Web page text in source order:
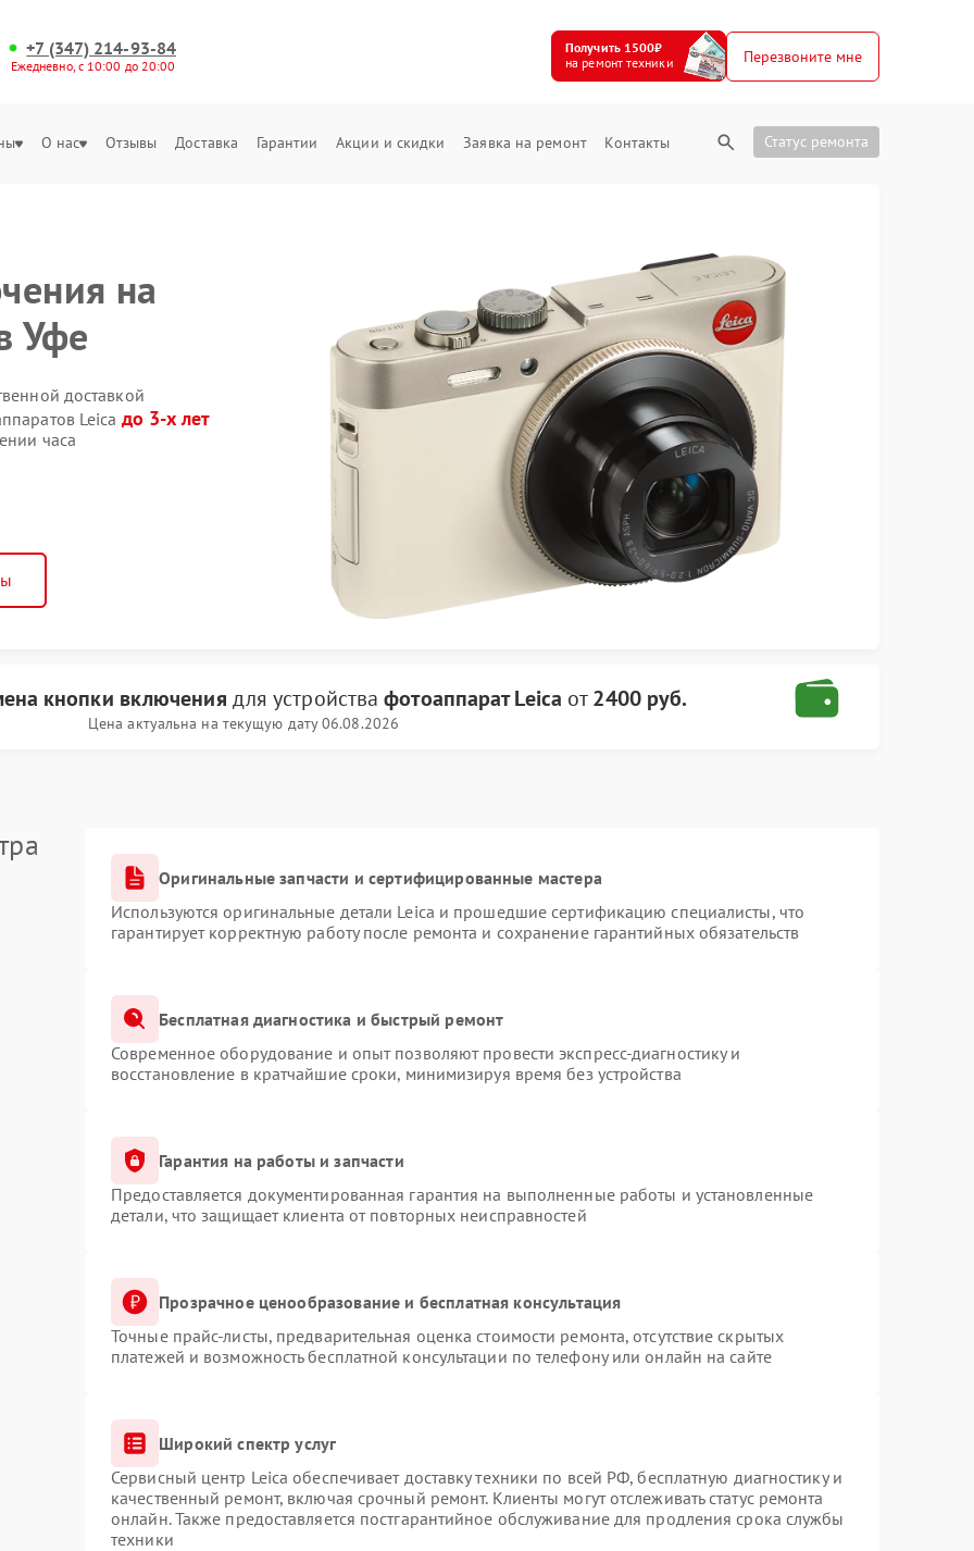
+7 (347) 214-93-84
Ежедневно, с 10:00 до 20:00
Получить 1500₽
на ремонт техники
Перезвоните мне
О нас Отзывы Доставка Гарантии Акции и скидки Заявка на ремонт Контакты Статус ремонта
на
Уфе
доставкой
Leica до 3-х лет
часа
кнопки включения для устройствафотоаппарат Leica от2400 руб.
Цена актуальна на текущую дату 06.08.2026
Оригинальные запчасти и сертифицированные мастера
Используются оригинальные детали Leica и прошедшие сертификацию специалисты, что
гарантирует корректную работу после ремонта и сохранение гарантийных обязательств
Бесплатная диагностика и быстрый ремонт
Современное оборудование и опыт позволяют провести экспресс-диагностику и
восстановление в кратчайшие сроки, минимизируя время без устройства
Гарантия на работы и запчасти
Предоставляется документированная гарантия на выполненные работы и установленные
детали, что защищает клиента от повторных неисправностей
Прозрачное ценообразование и бесплатная консультация
Точные прайс-листы, предварительная оценка стоимости ремонта, отсутствие скрытых
платежей и возможность бесплатной консультации по телефону или онлайн на сайте
Широкий спектр услуг
Сервисный центр Leica обеспечивает доставку техники по всей РФ, бесплатную диагностику и
качественный ремонт, включая срочный ремонт. Клиенты могут отслеживать статус ремонта
онлайн. Также предоставляется постгарантийное обслуживание для продления срока службы
техники